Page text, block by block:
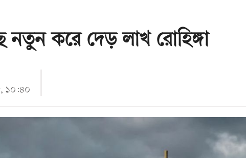
নতুন করে দেড় লাখ রোহিঙ্গা
১০:৪০